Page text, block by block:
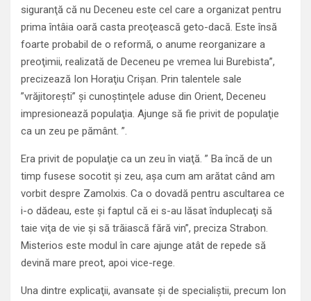
siguranţă că nu Deceneu este cel care a organizat pentru
prima întâia oară casta preoţească geto-dacă. Este însă
foarte probabil de o reformă, o anume reorganizare a
preoţimii, realizată de Deceneu pe vremea lui Burebista”,
precizează Ion Horaţiu Crişan. Prin talentele sale
”vrăjitoreşti” şi cunoştinţele aduse din Orient, Deceneu
impresionează populaţia. Ajunge să fie privit de populaţie
ca un zeu pe pământ. ”.
Era privit de populaţie ca un zeu în viaţă. ” Ba încă de un
timp fusese socotit şi zeu, aşa cum am arătat când am
vorbit despre Zamolxis. Ca o dovadă pentru ascultarea ce
i-o dădeau, este şi faptul că ei s-au lăsat înduplecaţi să
taie viţa de vie şi să trăiască fără vin”, preciza Strabon.
Misterios este modul în care ajunge atât de repede să
devină mare preot, apoi vice-rege.
Una dintre explicaţii, avansate şi de specialiştii, precum Ion